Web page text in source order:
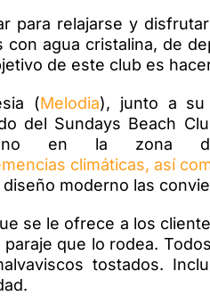
para relajarse y
agua cristalina, de
de este club es
(Melodia), junto a su
del Sundays Beach
en la zona
climáticas, así
moderno las
se le ofrece a los
que lo rodea.
tostados.